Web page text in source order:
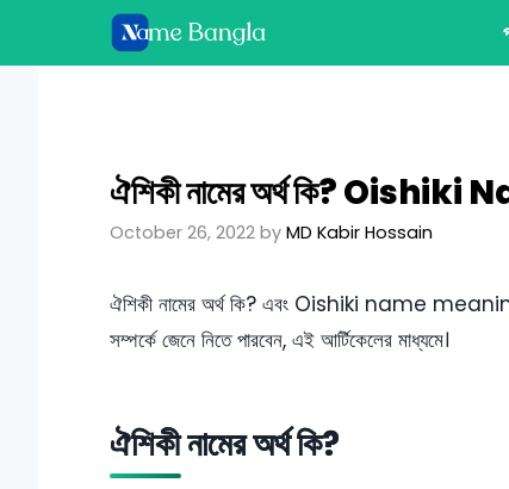
ঐশিকী নামের অর্থ কি?
October 26, 2022 by MD Kabir Hossain
ঐশিকী নামের অর্থ কি? এবং Oishiki name
সম্পর্কে জেনে নিতে পারবেন, এই আর্টিকেলের মাধ্যমে।
ঐশিকী নামের অর্থ কি?